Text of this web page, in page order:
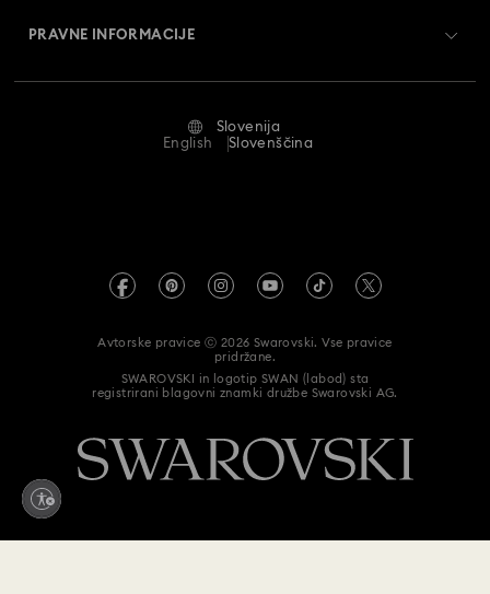
Vračila in zamenjava
Stanje popravila
Code of Conduct & Policies
PRAVNE INFORMACIJE
Informacije REACH
Kliknite tukaj za odstop od pogodbe
Slovenija
English
Slovenščina
Avtorske pravice ⓒ 2026 Swarovski. Vse pravice
pridržane.
SWAROVSKI in logotip SWAN (labod) sta
registrirani blagovni znamki družbe Swarovski AG.